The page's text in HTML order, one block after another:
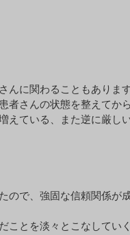
に関わることもありま
さんの状態を整えてか
ている、また逆に厳し
で、強固な信頼関係が
とを淡々とこなしてい